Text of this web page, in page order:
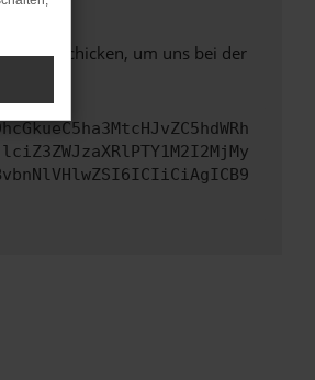
Text schicken, um uns bei der